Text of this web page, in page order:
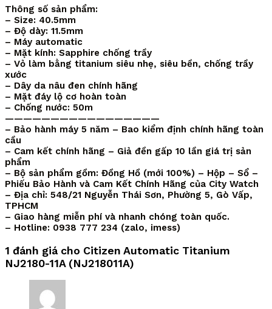
Thông số sản phẩm:
– Size: 40.5mm
– Độ dày: 11.5mm
– Máy automatic
– Mặt kính: Sapphire chống trầy
– Vỏ làm bằng titanium siêu nhẹ, siêu bền, chống trầy
xước
– Dây da nâu đen chính hãng
– Mặt đáy lộ cơ hoàn toàn
– Chống nước: 50m
—————————————————
– Bảo hành máy 5 năm – Bao kiểm định chính hãng toàn
cầu
– Cam kết chính hãng – Giả đền gấp 10 lần giá trị sản
phẩm
– Bộ sản phẩm gồm: Đồng Hồ (mới 100%) – Hộp – Sổ –
Phiếu Bảo Hành và Cam Kết Chính Hãng của City Watch
– Địa chỉ: 548/21 Nguyễn Thái Sơn, Phường 5, Gò Vấp,
TPHCM
– Giao hàng miễn phí và nhanh chóng toàn quốc.
– Hotline: 0938 777 234 (zalo, imess)
1 đánh giá cho Citizen Automatic Titanium
NJ2180-11A (NJ218011A)